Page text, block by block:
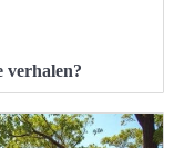
verhalen?